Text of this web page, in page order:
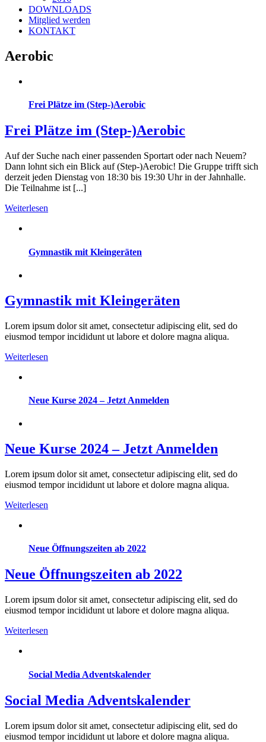
DOWNLOADS
Mitglied werden
KONTAKT
Aerobic
Frei Plätze im (Step-)Aerobic
Frei Plätze im (Step-)Aerobic
Auf der Suche nach einer passenden Sportart oder nach Neuem?
Dann lohnt sich ein Blick auf (Step-)Aerobic! Die Gruppe trifft sich
derzeit jeden Dienstag von 18:30 bis 19:30 Uhr in der Jahnhalle.
Die Teilnahme ist [...]
Weiterlesen
Gymnastik mit Kleingeräten
Gymnastik mit Kleingeräten
Lorem ipsum dolor sit amet, consectetur adipiscing elit, sed do
eiusmod tempor incididunt ut labore et dolore magna aliqua.
Weiterlesen
Neue Kurse 2024 – Jetzt Anmelden
Neue Kurse 2024 – Jetzt Anmelden
Lorem ipsum dolor sit amet, consectetur adipiscing elit, sed do
eiusmod tempor incididunt ut labore et dolore magna aliqua.
Weiterlesen
Neue Öffnungszeiten ab 2022
Neue Öffnungszeiten ab 2022
Lorem ipsum dolor sit amet, consectetur adipiscing elit, sed do
eiusmod tempor incididunt ut labore et dolore magna aliqua.
Weiterlesen
Social Media Adventskalender
Social Media Adventskalender
Lorem ipsum dolor sit amet, consectetur adipiscing elit, sed do
eiusmod tempor incididunt ut labore et dolore magna aliqua.